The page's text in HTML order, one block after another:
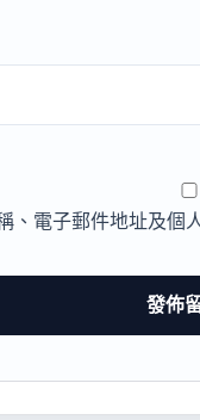
、電子郵件地址及個